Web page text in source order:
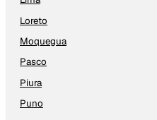
Loreto
Moquegua
Pasco
Piura
Puno